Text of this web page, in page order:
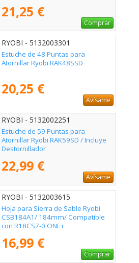
21,25 €
Comprar
RYOBI - 5132003301
Estuche de 48 Puntas para
Atornillar Ryobi RAK48SSD
20,25 €
Avísame
RYOBI - 5132002251
Estuche de 59 Puntas para
Atornillar Ryobi RAK59SD / Incluye
Destornillador
22,99 €
Avísame
RYOBI - 5132003615
Hoja para Sierra de Sable Ryobi
CSB184A1/ 184mm/ Compatible
con R18CS7-0 ONE+
16,99 €
Comprar